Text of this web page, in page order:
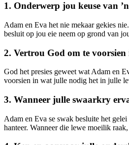
1. Onderwerp jou keuse van
Adam en Eva het nie mekaar gekies
besluit op jou eie neem op grond van
2. Vertrou God om te
God het presies geweet wat Adam en
voorsien in wat julle nodig het in julle
3. Wanneer julle swaarkry
Adam en Eva se swak besluite het
hanteer. Wanneer die lewe moeilik